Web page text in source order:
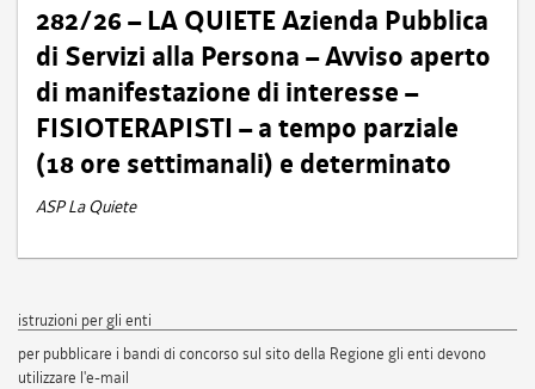
282/26 – LA QUIETE Azienda Pubblica
di Servizi alla Persona – Avviso aperto
di manifestazione di interesse –
FISIOTERAPISTI – a tempo parziale
(18 ore settimanali) e determinato
ASP La Quiete
istruzioni per gli enti
per pubblicare i bandi di concorso sul sito della Regione gli enti devono
utilizzare l'e-mail